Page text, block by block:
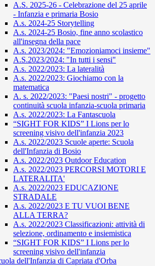
A.S. 2025-26 - Celebrazione del 25 aprile
- Infanzia e primaria Bosio
A.s. 2024-25 Storytelling
A.s. 2024-25 Bosio, fine anno scolastico
all'insegna della pace
A.s. 2023/2024: "Emozioniamoci insieme"
A.S.2023/2024: "In tutti i sensi"
A.s. 2022/2023: La lateralità
A.s. 2022/2023: Giochiamo con la
matematica
A. s. 2022/2023: "Paesi nostri" - progetto
continuità scuola infanzia-scuola primaria
A.s. 2022/2023: La Fantascuola
“SIGHT FOR KIDS” I Lions per lo
screening visivo dell'infanzia 2023
A.s. 2022/2023 Scuole aperte: Scuola
dell'Infanzia di Bosio
A.s. 2022/2023 Outdoor Education
A.s. 2022/2023 PERCORSI MOTORI E
LATERALITA'
A.s. 2022/2023 EDUCAZIONE
STRADALE
A.s. 2022/2023 E TU VUOI BENE
ALLA TERRA?
A.s. 2022/2023 Classificazioni: attività di
selezione, ordinamento e insiemistica
“SIGHT FOR KIDS” I Lions per lo
screening visivo dell'infanzia
dell'Infanzia di Capriata d'Orba